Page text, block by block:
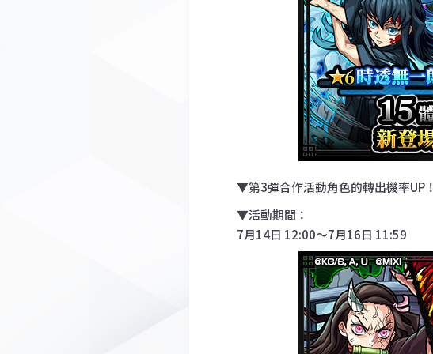
▼第3彈合作活動角色的轉出機率UP！
▼活動期間：
7月14日 12:00～7月16日 11:59